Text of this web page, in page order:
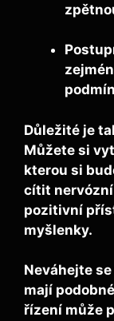
Důležité je
Můžete si
kterou si
cítit
pozitivní
myšlenky.
Neváhejte
mají
řízení může